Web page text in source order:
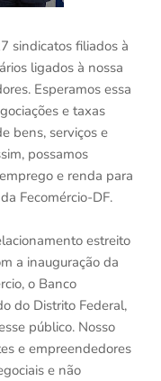
sindicatos filiados à
ligados à nossa
Esperamos essa
e taxas
bens, serviços e
possamos
e renda para
Fecomércio-DF.
estreito
a inauguração da
o Banco
do Distrito Federal,
público. Nosso
e empreendedores
e não